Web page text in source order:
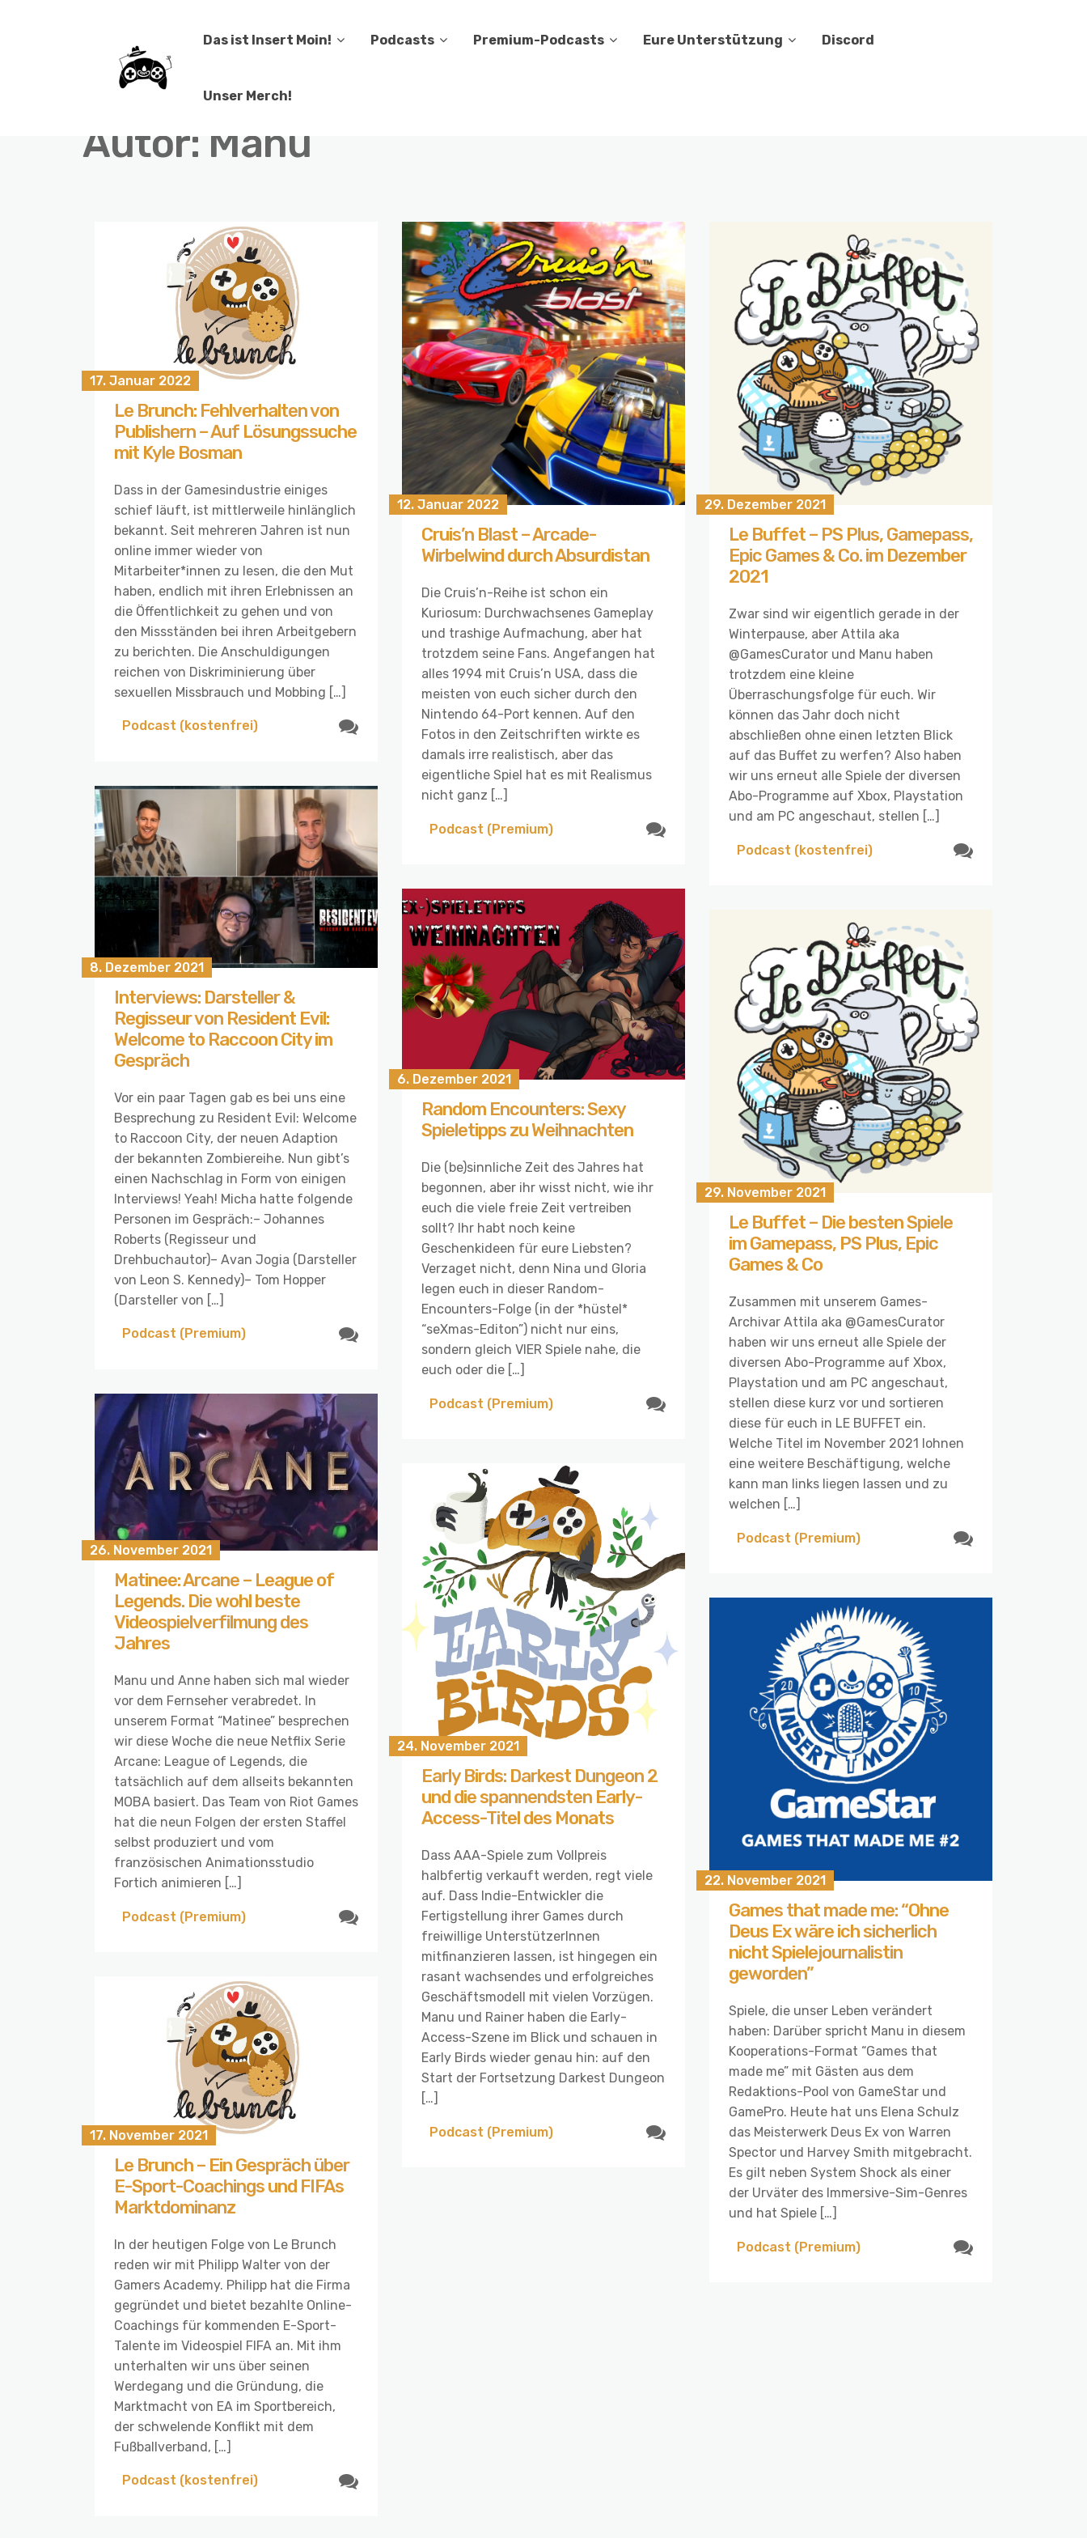
Das ist Insert Moin! Podcasts Premium-Podcasts Eure Unterstützung Discord
Unser Merch!
Autor: Manu
17. Januar 2022
Le Brunch: Fehlverhalten von
Publishern – Auf Lösungssuche
mit Kyle Bosman
Dass in der Gamesindustrie einiges
schief läuft, ist mittlerweile hinlänglich
bekannt. Seit mehreren Jahren ist nun
online immer wieder von
Mitarbeiter*innen zu lesen, die den Mut
haben, endlich mit ihren Erlebnissen an
die Öffentlichkeit zu gehen und von
den Missständen bei ihren Arbeitgebern
zu berichten. Die Anschuldigungen
reichen von Diskriminierung über
sexuellen Missbrauch und Mobbing […]
Podcast (kostenfrei)
12. Januar 2022
Cruis’n Blast – Arcade-
Wirbelwind durch Absurdistan
Die Cruis’n-Reihe ist schon ein
Kuriosum: Durchwachsenes Gameplay
und trashige Aufmachung, aber hat
trotzdem seine Fans. Angefangen hat
alles 1994 mit Cruis’n USA, dass die
meisten von euch sicher durch den
Nintendo 64-Port kennen. Auf den
Fotos in den Zeitschriften wirkte es
damals irre realistisch, aber das
eigentliche Spiel hat es mit Realismus
nicht ganz […]
Podcast (Premium)
29. Dezember 2021
Le Buffet – PS Plus, Gamepass,
Epic Games & Co. im Dezember
2021
Zwar sind wir eigentlich gerade in der
Winterpause, aber Attila aka
@GamesCurator und Manu haben
trotzdem eine kleine
Überraschungsfolge für euch. Wir
können das Jahr doch nicht
abschließen ohne einen letzten Blick
auf das Buffet zu werfen? Also haben
wir uns erneut alle Spiele der diversen
Abo-Programme auf Xbox, Playstation
und am PC angeschaut, stellen […]
Podcast (kostenfrei)
8. Dezember 2021
Interviews: Darsteller &
Regisseur von Resident Evil:
Welcome to Raccoon City im
Gespräch
Vor ein paar Tagen gab es bei uns eine
Besprechung zu Resident Evil: Welcome
to Raccoon City, der neuen Adaption
der bekannten Zombiereihe. Nun gibt’s
einen Nachschlag in Form von einigen
Interviews! Yeah! Micha hatte folgende
Personen im Gespräch:– Johannes
Roberts (Regisseur und
Drehbuchautor)– Avan Jogia (Darsteller
von Leon S. Kennedy)– Tom Hopper
(Darsteller von […]
Podcast (Premium)
6. Dezember 2021
Random Encounters: Sexy
Spieletipps zu Weihnachten
Die (be)sinnliche Zeit des Jahres hat
begonnen, aber ihr wisst nicht, wie ihr
euch die viele freie Zeit vertreiben
sollt? Ihr habt noch keine
Geschenkideen für eure Liebsten?
Verzaget nicht, denn Nina und Gloria
legen euch in dieser Random-
Encounters-Folge (in der *hüstel*
“seXmas-Editon”) nicht nur eins,
sondern gleich VIER Spiele nahe, die
euch oder die […]
Podcast (Premium)
29. November 2021
Le Buffet – Die besten Spiele
im Gamepass, PS Plus, Epic
Games & Co
Zusammen mit unserem Games-
Archivar Attila aka @GamesCurator
haben wir uns erneut alle Spiele der
diversen Abo-Programme auf Xbox,
Playstation und am PC angeschaut,
stellen diese kurz vor und sortieren
diese für euch in LE BUFFET ein.
Welche Titel im November 2021 lohnen
eine weitere Beschäftigung, welche
kann man links liegen lassen und zu
welchen […]
Podcast (Premium)
26. November 2021
Matinee: Arcane – League of
Legends. Die wohl beste
Videospielverfilmung des
Jahres
Manu und Anne haben sich mal wieder
vor dem Fernseher verabredet. In
unserem Format “Matinee” besprechen
wir diese Woche die neue Netflix Serie
Arcane: League of Legends, die
tatsächlich auf dem allseits bekannten
MOBA basiert. Das Team von Riot Games
hat die neun Folgen der ersten Staffel
selbst produziert und vom
französischen Animationsstudio
Fortich animieren […]
Podcast (Premium)
24. November 2021
Early Birds: Darkest Dungeon 2
und die spannendsten Early-
Access-Titel des Monats
Dass AAA-Spiele zum Vollpreis
halbfertig verkauft werden, regt viele
auf. Dass Indie-Entwickler die
Fertigstellung ihrer Games durch
freiwillige UnterstützerInnen
mitfinanzieren lassen, ist hingegen ein
rasant wachsendes und erfolgreiches
Geschäftsmodell mit vielen Vorzügen.
Manu und Rainer haben die Early-
Access-Szene im Blick und schauen in
Early Birds wieder genau hin: auf den
Start der Fortsetzung Darkest Dungeon
[…]
Podcast (Premium)
22. November 2021
Games that made me: “Ohne
Deus Ex wäre ich sicherlich
nicht Spielejournalistin
geworden”
Spiele, die unser Leben verändert
haben: Darüber spricht Manu in diesem
Kooperations-Format “Games that
made me” mit Gästen aus dem
Redaktions-Pool von GameStar und
GamePro. Heute hat uns Elena Schulz
das Meisterwerk Deus Ex von Warren
Spector und Harvey Smith mitgebracht.
Es gilt neben System Shock als einer
der Urväter des Immersive-Sim-Genres
und hat Spiele […]
Podcast (Premium)
17. November 2021
Le Brunch – Ein Gespräch über
E-Sport-Coachings und FIFAs
Marktdominanz
In der heutigen Folge von Le Brunch
reden wir mit Philipp Walter von der
Gamers Academy. Philipp hat die Firma
gegründet und bietet bezahlte Online-
Coachings für kommenden E-Sport-
Talente im Videospiel FIFA an. Mit ihm
unterhalten wir uns über seinen
Werdegang und die Gründung, die
Marktmacht von EA im Sportbereich,
der schwelende Konflikt mit dem
Fußballverband, […]
Podcast (kostenfrei)